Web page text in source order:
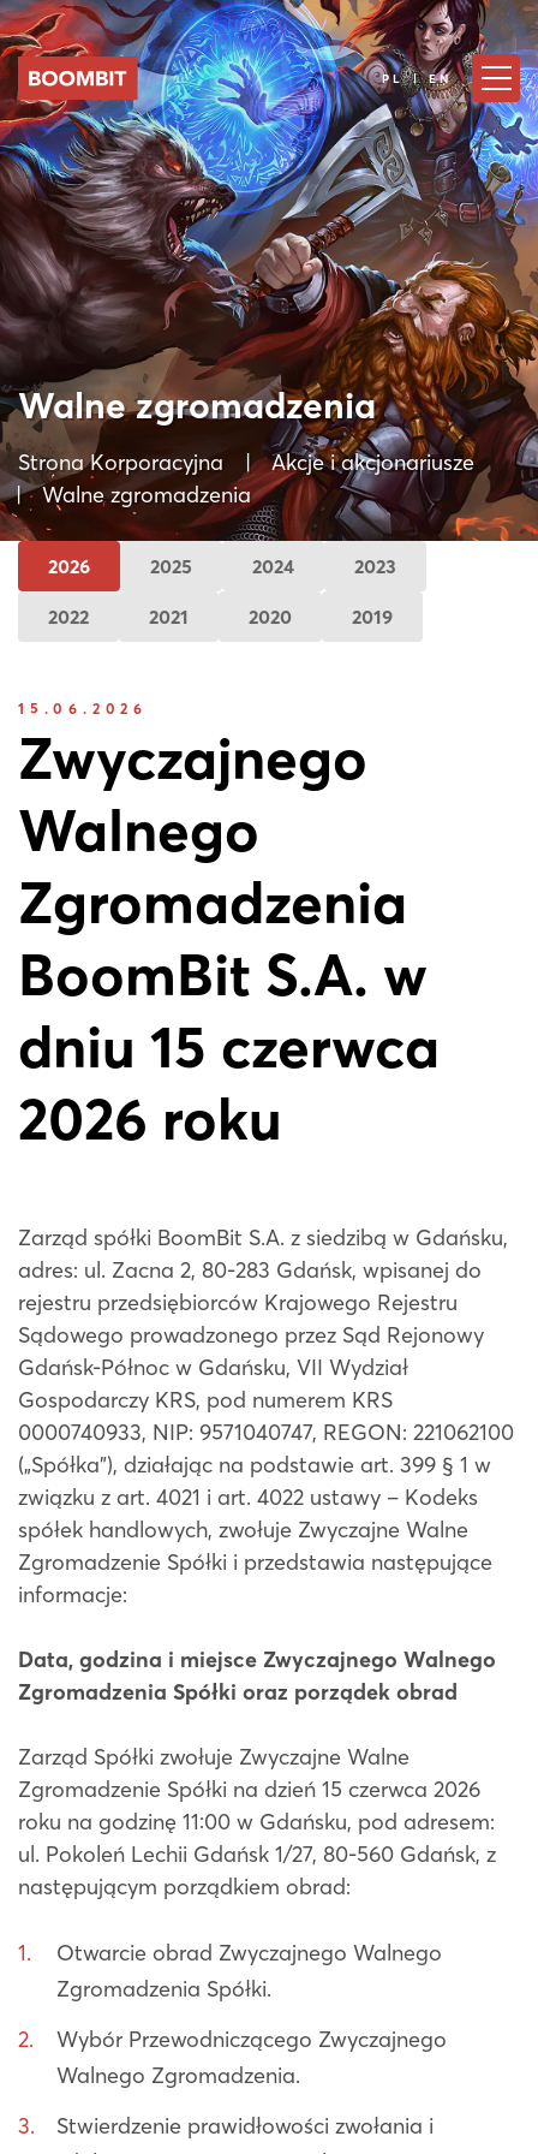
PL | EN
Walne zgromadzenia
Strona Korporacyjna
Akcje i akcjonariusze
Walne zgromadzenia
2026 2025 2024 2023
2022 2021 2020 2019
15.06.2026
Zwyczajnego
Walnego
Zgromadzenia
BoomBit S.A. w
dniu 15 czerwca
2026 roku
Zarząd spółki BoomBit S.A. z siedzibą w Gdańsku,
adres: ul. Zacna 2, 80-283 Gdańsk, wpisanej do
rejestru przedsiębiorców Krajowego Rejestru
Sądowego prowadzonego przez Sąd Rejonowy
Gdańsk-Północ w Gdańsku, VII Wydział
Gospodarczy KRS, pod numerem KRS
0000740933, NIP: 9571040747, REGON: 221062100
(„Spółka”), działając na podstawie art. 399 § 1 w
związku z art. 4021 i art. 4022 ustawy – Kodeks
spółek handlowych, zwołuje Zwyczajne Walne
Zgromadzenie Spółki i przedstawia następujące
informacje:
Data, godzina i miejsce Zwyczajnego Walnego
Zgromadzenia Spółki oraz porządek obrad
Zarząd Spółki zwołuje Zwyczajne Walne
Zgromadzenie Spółki na dzień 15 czerwca 2026
roku na godzinę 11:00 w Gdańsku, pod adresem:
ul. Pokoleń Lechii Gdańsk 1/27, 80-560 Gdańsk, z
następującym porządkiem obrad:
Otwarcie obrad Zwyczajnego Walnego
Zgromadzenia Spółki.
Wybór Przewodniczącego Zwyczajnego
Walnego Zgromadzenia.
Stwierdzenie prawidłowości zwołania i